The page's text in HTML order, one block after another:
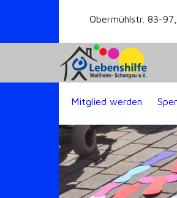
Obermühlstr. 83-
Mitglied werden